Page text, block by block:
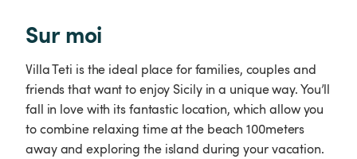
Sur moi
Villa Teti is the ideal place for families, couples and
friends that want to enjoy Sicily in a unique way. You’ll
fall in love with its fantastic location, which allow you
to combine relaxing time at the beach 100meters
away and exploring the island during your vacation.